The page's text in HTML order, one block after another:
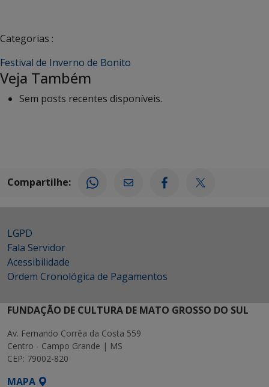
Categorias :
Festival de Inverno de Bonito
Veja Também
Sem posts recentes disponíveis.
Compartilhe:
LGPD
Fala Servidor
Acessibilidade
Ordem Cronológica de Pagamentos
FUNDAÇÃO DE CULTURA DE MATO GROSSO DO SUL
Av. Fernando Corrêa da Costa 559
Centro - Campo Grande | MS
CEP: 79002-820
MAPA